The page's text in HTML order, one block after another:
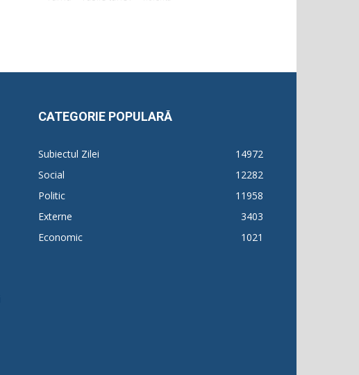
CATEGORIE POPULARĂ
Subiectul Zilei
14972
Social
12282
Politic
11958
Externe
3403
Economic
1021